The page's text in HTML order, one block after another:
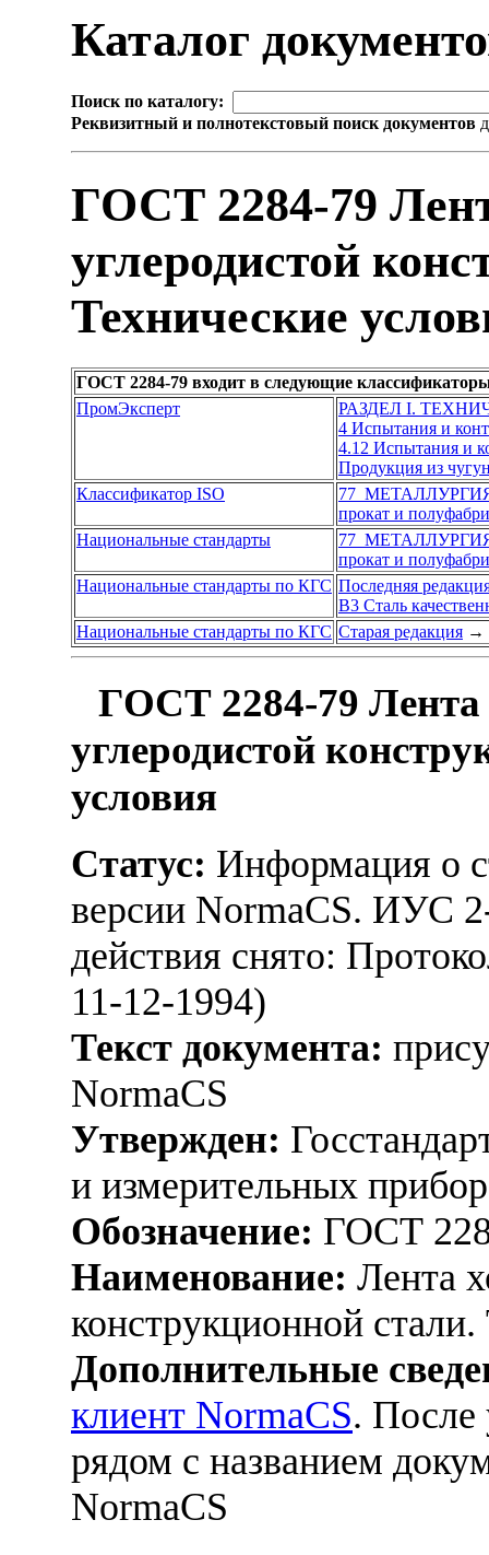
Каталог
Поиск по каталогу:
Реквизитный и полнотекстовый поиск документов
ГОСТ 2284-79
углеродистой
Технические
ГОСТ 2284-79 входит в следующие
ПромЭксперт
РАЗДЕЛ I.
4 Испытания и
4.12 Испытания и
Продукция из
Классификатор ISO
77
прокат и
Национальные стандарты
77
прокат и
Национальные стандарты по КГС Последняя
В3 Сталь
Национальные стандарты по КГС Старая редакция →
ГОСТ 2284-79 Лента
углеродистой
условия
Статус: Информация о
версии NormaCS. ИУС
действия снято:
11-12-1994)
Текст документа:
NormaCS
Утвержден:
и измерительных
Обозначение: ГОСТ
Наименование: Лента
конструкционной
Дополнительные
клиент NormaCS. После
рядом с названием
NormaCS